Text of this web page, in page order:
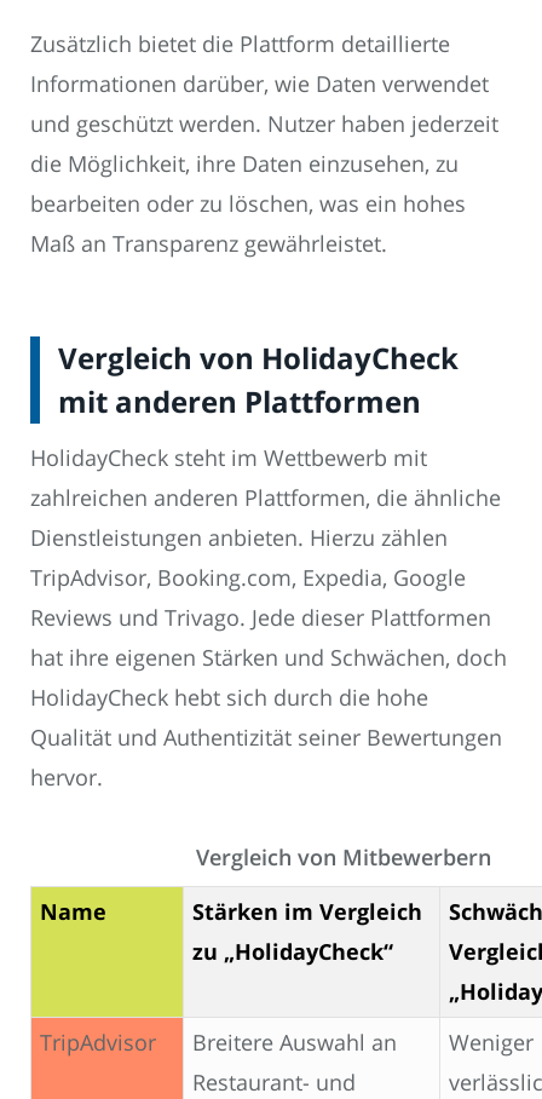
Zusätzlich bietet die Plattform detaillierte
Informationen darüber, wie Daten verwendet
und geschützt werden. Nutzer haben jederzeit
die Möglichkeit, ihre Daten einzusehen, zu
bearbeiten oder zu löschen, was ein hohes
Maß an Transparenz gewährleistet.
Vergleich von HolidayCheck
mit anderen Plattformen
HolidayCheck steht im Wettbewerb mit
zahlreichen anderen Plattformen, die ähnliche
Dienstleistungen anbieten. Hierzu zählen
TripAdvisor, Booking.com, Expedia, Google
Reviews und Trivago. Jede dieser Plattformen
hat ihre eigenen Stärken und Schwächen, doch
HolidayCheck hebt sich durch die hohe
Qualität und Authentizität seiner Bewertungen
hervor.
Vergleich von Mitbewerbern
Name
Stärken im Vergleich
zu „HolidayCheck“
TripAdvisor
Breitere Auswahl an
Restaurant- und
Weniger